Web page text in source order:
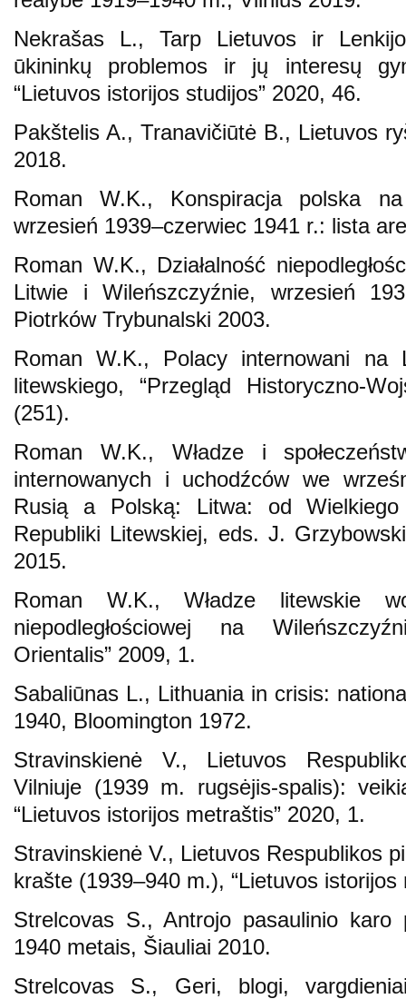
Nekrašas L., Tarp Lietuvos ir
ūkininkų problemos ir jų interesų
“Lietuvos istorijos studijos” 2020, 46.
Pakštelis A., Tranavičiūtė B., Lietuvos
2018.
Roman W.K., Konspiracja polska
wrzesień 1939–czerwiec 1941 r.: lista
Roman W.K., Działalność
Litwie i Wileńszczyźnie, wrzesień
Piotrków Trybunalski 2003.
Roman W.K., Polacy internowani na
litewskiego, “Przegląd Historyczno-
(251).
Roman W.K., Władze i
internowanych i uchodźców we
Rusią a Polską: Litwa: od
Republiki Litewskiej, eds. J.
2015.
Roman W.K., Władze litewskie
niepodległościowej na
Orientalis” 2009, 1.
Sabaliūnas L., Lithuania in crisis:
1940, Bloomington 1972.
Stravinskienė V., Lietuvos
Vilniuje (1939 m. rugsėjis-spalis):
“Lietuvos istorijos metraštis” 2020, 1.
Stravinskienė V., Lietuvos Respublikos
krašte (1939–940 m.), “Lietuvos istorijos
Strelcovas S., Antrojo pasaulinio karo
1940 metais, Šiauliai 2010.
Strelcovas S., Geri, blogi,